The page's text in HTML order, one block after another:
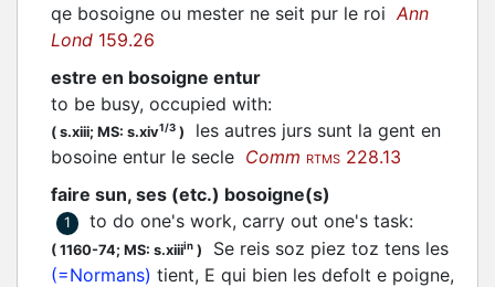
qe bosoigne ou mester ne seit pur le roi Ann
Lond 159.26
estre en bosoigne entur
to be busy, occupied with:
( s.xiii; MS: s.xiv1/3 )
les autres jurs sunt la gent en
bosoine entur le secle Comm RTMS 228.13
faire sun, ses (etc.) bosoigne(s)
1 to do one's work, carry out one's task:
( 1160-74; MS: s.xiiiin )
Se reis soz piez toz tens les
(=Normans) tient, E qui bien les defolt e poigne,